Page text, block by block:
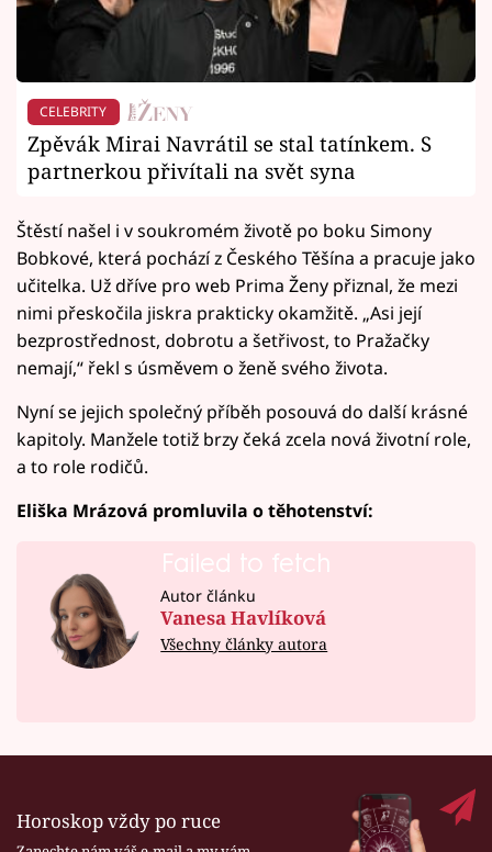
CELEBRITY
Zpěvák Mirai Navrátil se stal tatínkem. S
partnerkou přivítali na svět syna
Štěstí našel i v soukromém životě po boku Simony
Bobkové, která pochází z Českého Těšína a pracuje jako
učitelka. Už dříve pro web Prima Ženy přiznal, že mezi
nimi přeskočila jiskra prakticky okamžitě. „Asi její
bezprostřednost, dobrotu a šetřivost, to Pražačky
nemají,“ řekl s úsměvem o ženě svého života.
Nyní se jejich společný příběh posouvá do další krásné
kapitoly. Manžele totiž brzy čeká zcela nová životní role,
a to role rodičů.
Eliška Mrázová promluvila o těhotenství:
Failed to fetch
Autor článku
Vanesa Havlíková
Všechny články autora
Horoskop vždy po ruce